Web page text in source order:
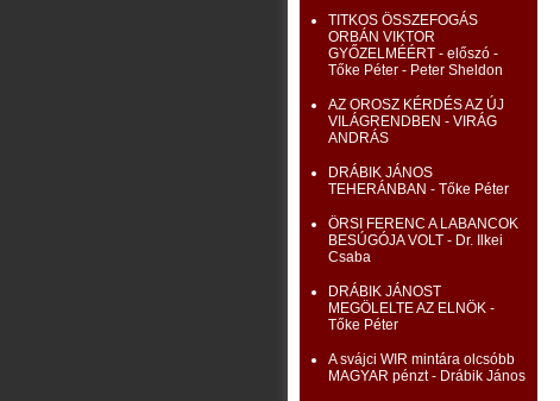
TITKOS ÖSSZEFOGÁS
ORBÁN VIKTOR
GYŐZELMÉÉRT - előszó -
Tőke Péter - Peter Sheldon
AZ OROSZ KÉRDÉS AZ ÚJ
VILÁGRENDBEN - VIRÁG
ANDRÁS
DRÁBIK JÁNOS
TEHERÁNBAN - Tőke Péter
ÖRSI FERENC A LABANCOK
BESÚGÓJA VOLT - Dr. Ilkei
Csaba
DRÁBIK JÁNOST
MEGÖLELTE AZ ELNÖK -
Tőke Péter
A svájci WIR mintára olcsóbb
MAGYAR pénzt - Drábik János